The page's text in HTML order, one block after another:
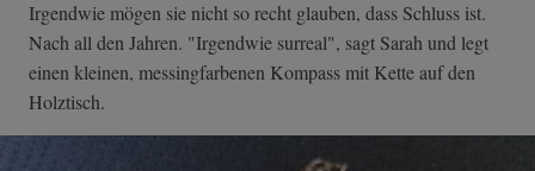
Irgendwie mögen sie nicht so recht glauben, dass Schluss ist.
Nach all den Jahren. "Irgendwie surreal", sagt Sarah und legt
einen kleinen, messingfarbenen Kompass mit Kette auf den
Holztisch.